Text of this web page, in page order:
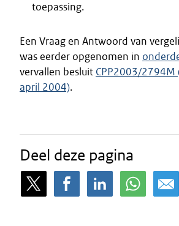
toepassing.
Een Vraag en Antwoord van
was eerder opgenomen in
vervallen besluit CPP2003/2794M
april 2004).
Deel deze pagina